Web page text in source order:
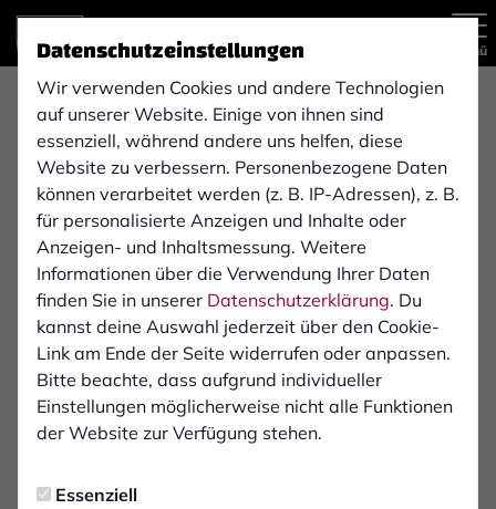
Datenschutzeinstellungen
Wir verwenden Cookies und andere Technologien
auf unserer Website. Einige von ihnen sind
essenziell, während andere uns helfen, diese
Website zu verbessern. Personenbezogene Daten
können verarbeitet werden (z. B. IP-Adressen), z. B.
für personalisierte Anzeigen und Inhalte oder
Anzeigen- und Inhaltsmessung. Weitere
Informationen über die Verwendung Ihrer Daten
finden Sie in unserer Datenschutzerklärung. Du
kannst deine Auswahl jederzeit über den Cookie-
Link am Ende der Seite widerrufen oder anpassen.
Bitte beachte, dass aufgrund individueller
Einstellungen möglicherweise nicht alle Funktionen
der Website zur Verfügung stehen.
Essenziell
Menü
LVM Nienhaus & Schulz OHG
Wir - das LVM-Team in Bocholt - haben es uns zur
Aufgabe gemacht, mit unseren Kunden im persönlichen
Gespräch optimale Lösungen für ihre Anliegen zu
erarbeiten. Also fordern Sie noch heute ein persönliches
Angebot an!